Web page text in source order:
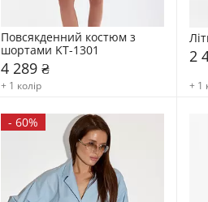
Повсякденний костюм з
шортами KT-1301
4 289 ₴
+ 1 колір
2
+ 1
- 60%